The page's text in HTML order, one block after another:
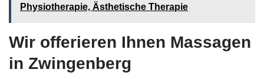
Physiotherapie, Ästhetische Therapie
Wir offerieren Ihnen Massagen
in Zwingenberg